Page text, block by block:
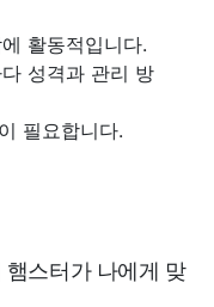
활동적입니다.
성격과 관리 방
필요합니다.
스터가 나에게 맞